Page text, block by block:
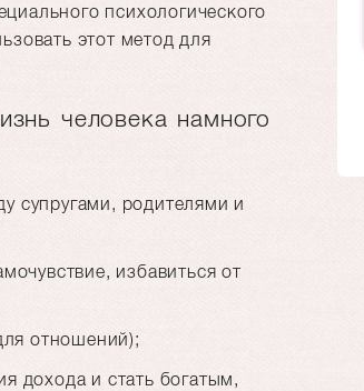
психологического
этот метод для
человека намного
супругами, родителями и
избавиться от
отношений);
дохода и стать богатым,